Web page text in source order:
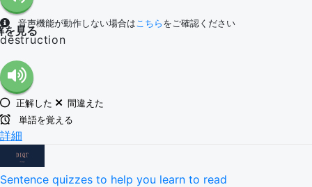
音声機能が動作しない場合はこちら をご確認ください
を見る
destruction
正解した
間違えた
単語を覚える
詳細
Sentence quizzes to help you learn to read